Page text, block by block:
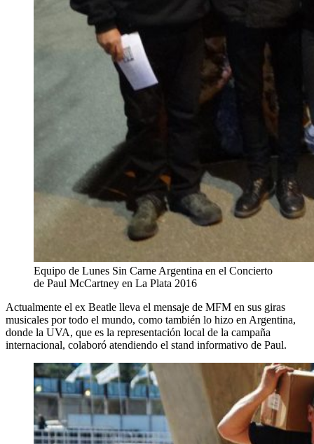
Equipo de Lunes Sin Carne Argentina en el Concierto
de Paul McCartney en La Plata 2016
Actualmente el ex Beatle lleva el mensaje de MFM en sus giras
musicales por todo el mundo, como también lo hizo en Argentina,
donde la UVA, que es la representación local de la campaña
internacional, colaboró atendiendo el stand informativo de Paul.